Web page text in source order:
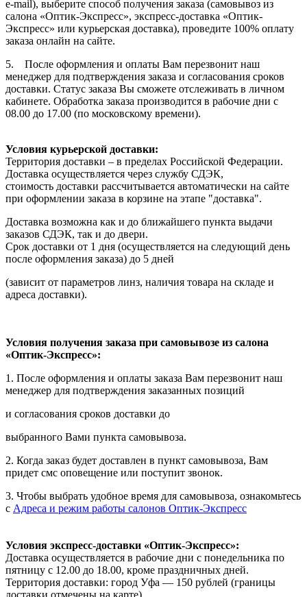
e-mail), выберите способ получения заказа (самовывоз из
салона «Оптик-Экспресс», экспресс-доставка «Оптик-
Экспресс» или курьерская доставка), проведите 100% оплату
заказа онлайн на сайте.
5. После оформления и оплаты Вам перезвонит наш
менеджер для подтверждения заказа и согласования сроков
доставки. Статус заказа Вы сможете отслеживать в личном
кабинете. Обработка заказа производится в рабочие дни с
08.00 до 17.00 (по московскому времени).
Условия курьерской доставки:
Территория доставки – в пределах Российской Федерации.
Доставка осуществляется через службу СДЭК,
стоимость доставки рассчитывается автоматически на сайте
при оформлении заказа в корзине на этапе "доставка".
Доставка возможна как и до ближайшего пункта выдачи
заказов СДЭК, так и до двери.
Срок доставки от 1 дня (осуществляется на следующий день
после оформления заказа) до 5 дней
(зависит от параметров линз, наличия товара на складе и
адреса доставки).
Условия получения заказа при самовывозе из салона
«Оптик-Экспресс»:
1. После оформления и оплаты заказа Вам перезвонит наш
менеджер для подтверждения заказанных позиций
и согласования сроков доставки до
выбранного Вами пункта самовывоза.
2. Когда заказ будет доставлен в пункт самовывоза, Вам
придет смс оповещение или поступит звонок.
3. Чтобы выбрать удобное время для самовывоза, ознакомьтесь
с Адреса и режим работы салонов Оптик-Экспресс
Условия экспресс-доставки «Оптик-Экспресс»:
Доставка осуществляется в рабочие дни с понедельника по
пятницу с 12.00 до 18.00, кроме праздничных дней.
Территория доставки: город Уфа — 150 рублей (границы
доставки отмечены на карте).